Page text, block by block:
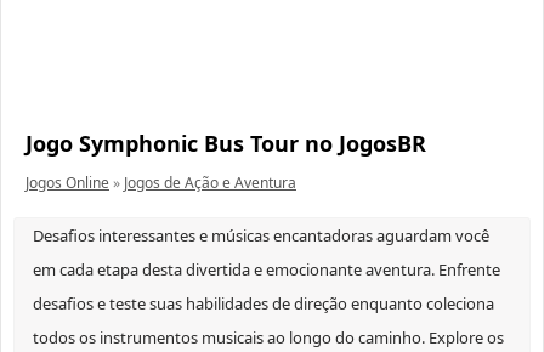
Jogo Symphonic Bus Tour no JogosBR
Jogos Online» Jogos de Ação e Aventura
Desafios interessantes e músicas encantadoras aguardam você
em cada etapa desta divertida e emocionante aventura. Enfrente
desafios e teste suas habilidades de direção enquanto coleciona
todos os instrumentos musicais ao longo do caminho. Explore os